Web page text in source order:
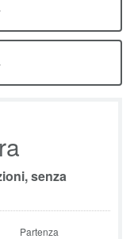
senza
Partenza